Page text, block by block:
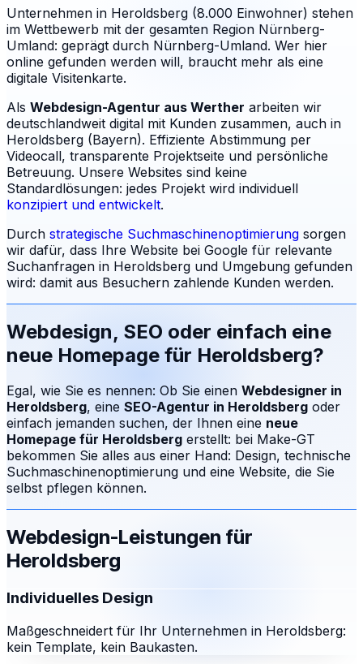
Unternehmen in Heroldsberg (8.000 Einwohner) stehen
im Wettbewerb mit der gesamten Region Nürnberg-
Umland: geprägt durch Nürnberg-Umland. Wer hier
online gefunden werden will, braucht mehr als eine
digitale Visitenkarte.
Als Webdesign-Agentur aus Werther arbeiten wir
deutschlandweit digital mit Kunden zusammen, auch in
Heroldsberg (Bayern). Effiziente Abstimmung per
Videocall, transparente Projektseite und persönliche
Betreuung. Unsere Websites sind keine
Standardlösungen: jedes Projekt wird individuell
konzipiert und entwickelt.
Durch strategische Suchmaschinenoptimierung sorgen
wir dafür, dass Ihre Website bei Google für relevante
Suchanfragen in Heroldsberg und Umgebung gefunden
wird: damit aus Besuchern zahlende Kunden werden.
Webdesign, SEO oder einfach eine
neue Homepage für Heroldsberg?
Egal, wie Sie es nennen: Ob Sie einen Webdesigner in
Heroldsberg, eine SEO-Agentur in Heroldsberg oder
einfach jemanden suchen, der Ihnen eine neue
Homepage für Heroldsberg erstellt: bei Make-GT
bekommen Sie alles aus einer Hand: Design, technische
Suchmaschinenoptimierung und eine Website, die Sie
selbst pflegen können.
Webdesign-Leistungen für
Heroldsberg
Individuelles Design
Maßgeschneidert für Ihr Unternehmen in Heroldsberg:
kein Template, kein Baukasten.